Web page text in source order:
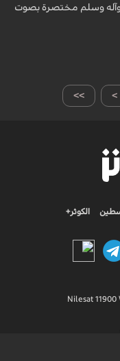
وآله وسلم مختصرة بصوت
>> >
الكوثر+
Nilesat 11900